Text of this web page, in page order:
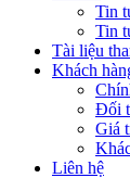
Tin
Tin
Tài liệu
Khách
Đối
Giá
Liên hệ